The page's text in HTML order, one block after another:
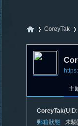
CoreyTak
›
主
CoreyTak
郵箱狀態
未驗